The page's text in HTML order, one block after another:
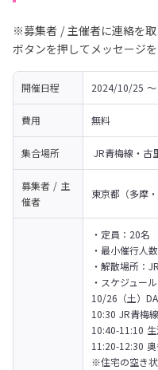
※募集者 / 主催者に連絡を取
ボタンを押してメッセージを
開催日程 2024/10/25
費用 無料
集合場所 JR青梅線・古
募集者 / 主
催者
東京都（多摩
・定員：20名
・最小催行人
・解散場所：
・スケジュール
10/26（土）
10:30 JR青梅
10:40-11:10
11:20-12:30
※住宅の空き